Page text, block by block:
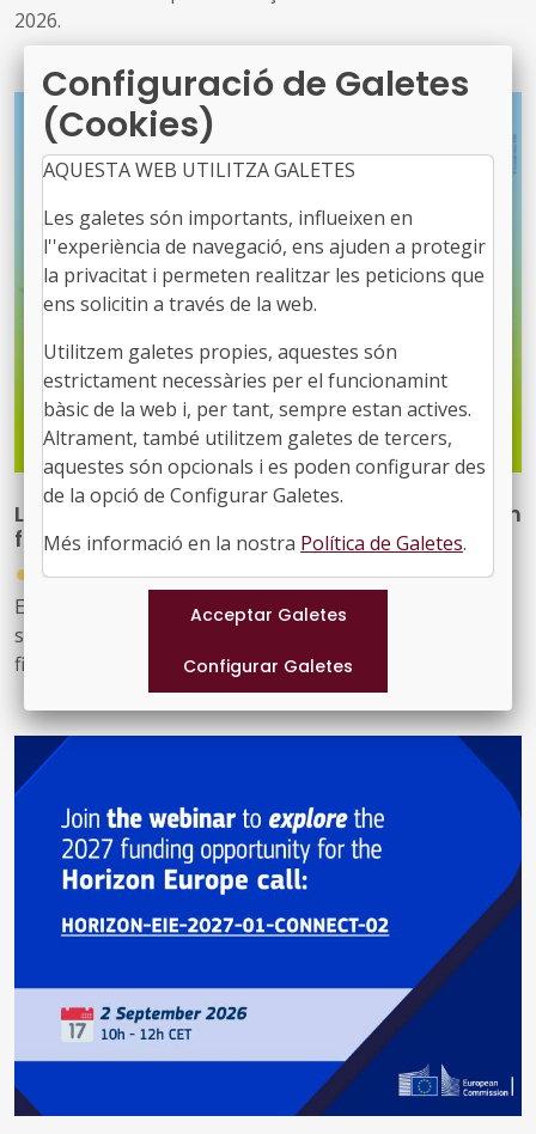
2026.
La UE finança 117 projectes de recerca per a un
futur més verd amb 742 milions d'euros
●
30/07/2026
Els projectes, que ja han signat els convenis de
subvenció amb la Comissió, compten amb un
finançament conjunt de 742,5 milions d'euros i
contribuiran als objectius del Pacte Verd Europeu, fent
front a la degradació ambiental, ajudant a revertir la
pèrdua de biodiversitat i millorant la gestió dels
recursos naturals.
Configuració de Galetes
(Cookies)
AQUESTA WEB UTILITZA GALETES
Les galetes són importants, influeixen en
l''experiència de navegació, ens ajuden a protegir
la privacitat i permeten realitzar les peticions que
ens solicitin a través de la web.
Utilitzem galetes propies, aquestes són
estrictament necessàries per el funcionamint
bàsic de la web i, per tant, sempre estan actives.
Altrament, també utilitzem galetes de tercers,
aquestes són opcionals i es poden configurar des
de la opció de Configurar Galetes.
Més informació en la nostra Política de Galetes.